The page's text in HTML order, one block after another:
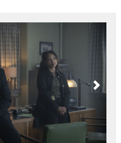
Next